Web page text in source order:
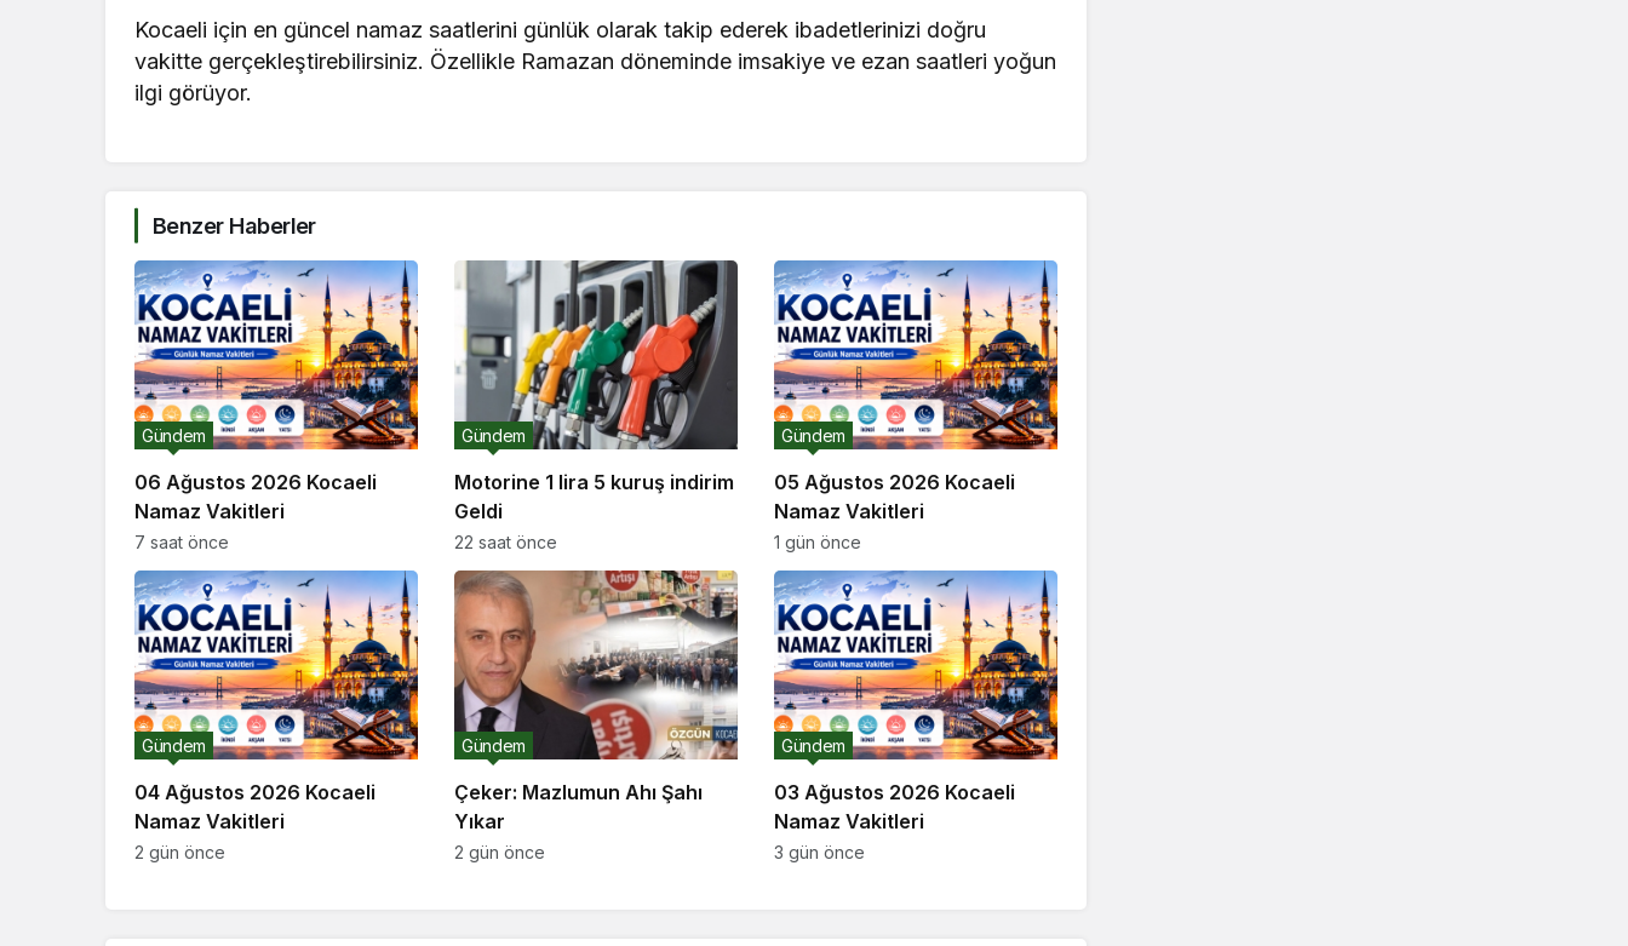
Kocaeli için en güncel namaz saatlerini günlük olarak takip ederek ibadetlerinizi doğru
vakitte gerçekleştirebilirsiniz. Özellikle Ramazan döneminde imsakiye ve ezan saatleri yoğun
ilgi görüyor.
Benzer Haberler
06 Ağustos 2026 Kocaeli
Namaz Vakitleri
Gündem
7 saat önce
Motorine 1 lira 5 kuruş indirim
Geldi
Gündem
22 saat önce
05 Ağustos 2026 Kocaeli
Namaz Vakitleri
Gündem
1 gün önce
04 Ağustos 2026 Kocaeli
Namaz Vakitleri
Gündem
2 gün önce
Çeker: Mazlumun Ahı Şahı
Yıkar
Gündem
2 gün önce
03 Ağustos 2026 Kocaeli
Namaz Vakitleri
Gündem
3 gün önce